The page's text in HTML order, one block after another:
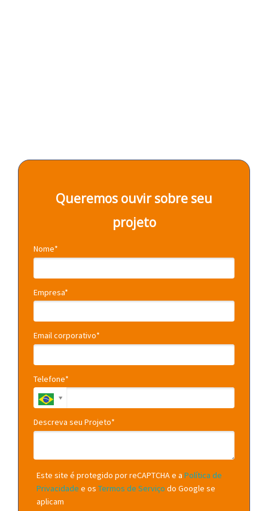
Queremos ouvir sobre seu
projeto
Nome*
Empresa*
Email corporativo*
Telefone*
Descreva seu Projeto*
Este site é protegido por reCAPTCHA e a Política de
Privacidade e os Termos de Serviço do Google se
aplicam